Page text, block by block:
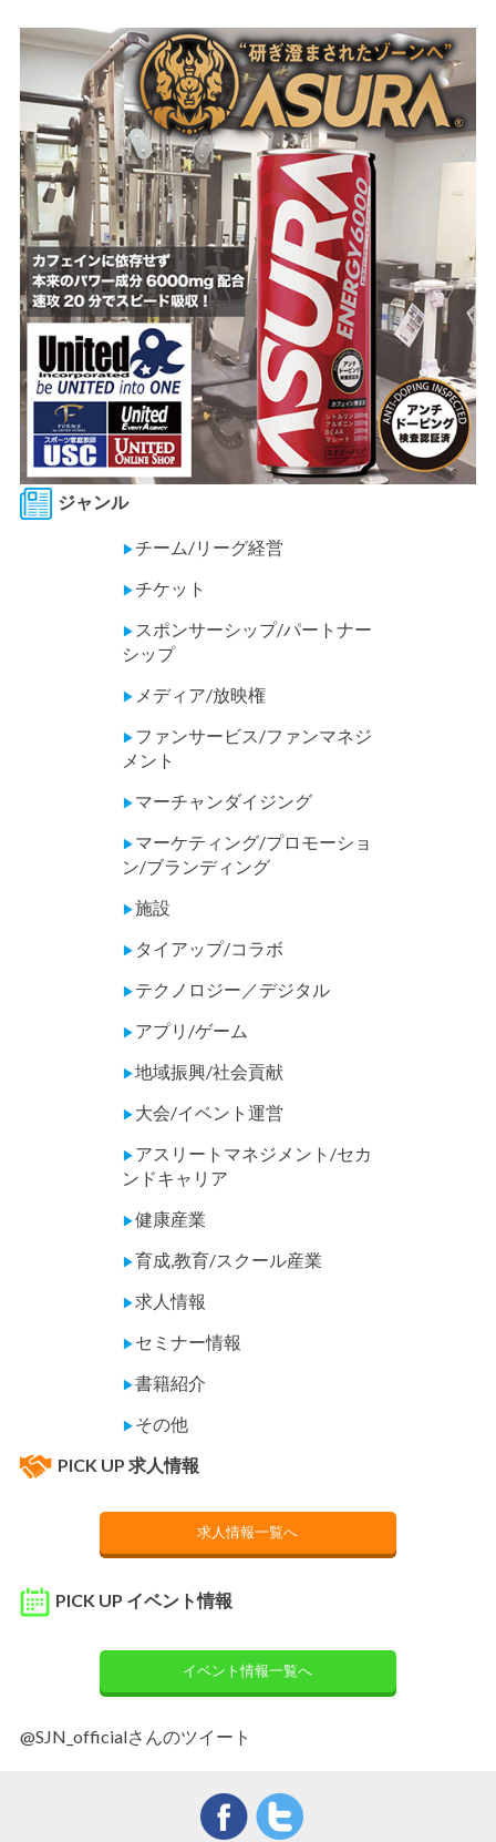
ジャンル
▶チーム/リーグ経営
▶チケット
▶ スポンサーシップ/パートナー
シップ
▶ メディア/放映権
▶ ファンサービス/ファンマネジ
メント
▶ マーチャンダイジング
▶ マーケティング/プロモーショ
ン/ブランディング
▶施設
▶ タイアップ/コラボ
▶ テクノロジー／デジタル
▶ アプリ/ゲーム
▶地域振興/社会貢献
▶ 大会/イベント運営
▶ アスリートマネジメント/セカ
ンドキャリア
▶健康産業
▶育成,教育/スクール産業
▶求人情報
▶ セミナー情報
▶書籍紹介
▶ その他
PICK UP 求人情報
求人情報一覧へ
PICK UP イベント情報
イベント情報一覧へ
@SJN_officialさんのツイート